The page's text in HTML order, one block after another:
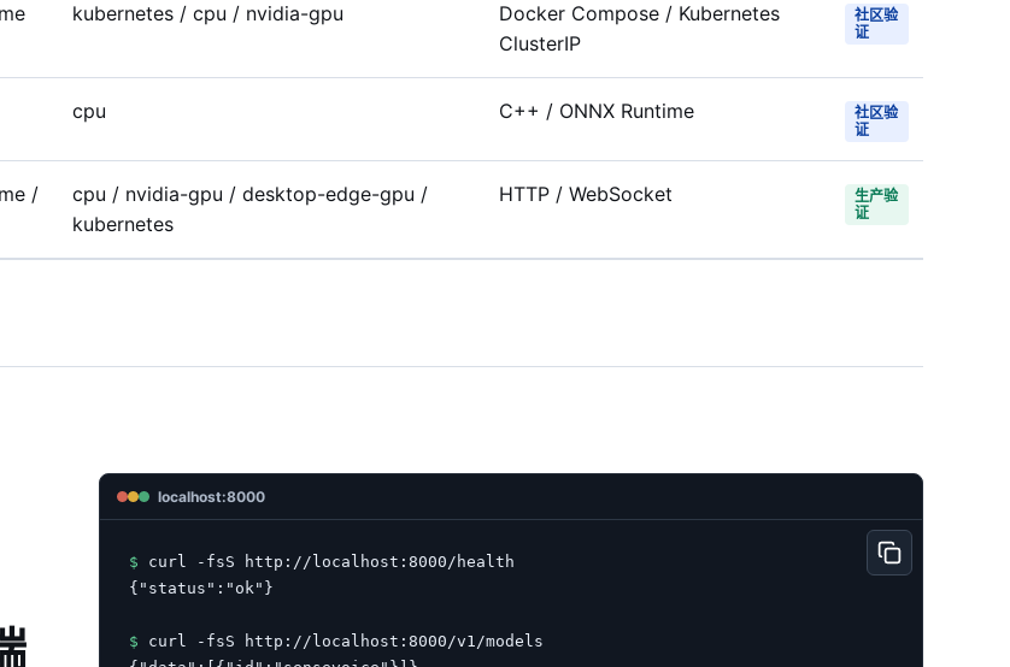
kubernetes / cpu / nvidia-gpu
Docker Compose / Kubernetes
ClusterIP
社区验
证
cpu C++ / ONNX Runtime
社区验
证
/
cpu / nvidia-gpu / desktop-edge-gpu /
kubernetes
HTTP / WebSocket
生产验
证
localhost:8000
$ curl -fsS http://localhost:8000/health
{"status":"ok"}
$ curl -fsS http://localhost:8000/v1/models